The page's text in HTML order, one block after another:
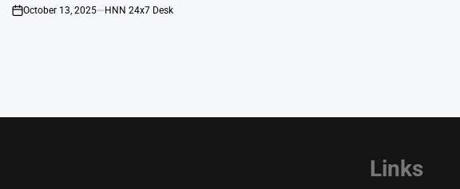
on
October 13, 2025 HNN 24x7 Desk
Links